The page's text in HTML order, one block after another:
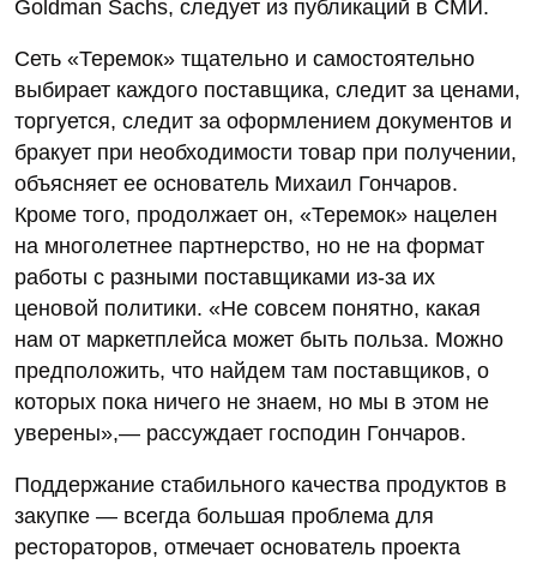
Goldman Sachs, следует из публикаций в СМИ.
Сеть «Теремок» тщательно и самостоятельно
выбирает каждого поставщика, следит за ценами,
торгуется, следит за оформлением документов и
бракует при необходимости товар при получении,
объясняет ее основатель Михаил Гончаров.
Кроме того, продолжает он, «Теремок» нацелен
на многолетнее партнерство, но не на формат
работы с разными поставщиками из-за их
ценовой политики. «Не совсем понятно, какая
нам от маркетплейса может быть польза. Можно
предположить, что найдем там поставщиков, о
которых пока ничего не знаем, но мы в этом не
уверены»,— рассуждает господин Гончаров.
Поддержание стабильного качества продуктов в
закупке — всегда большая проблема для
рестораторов, отмечает основатель проекта